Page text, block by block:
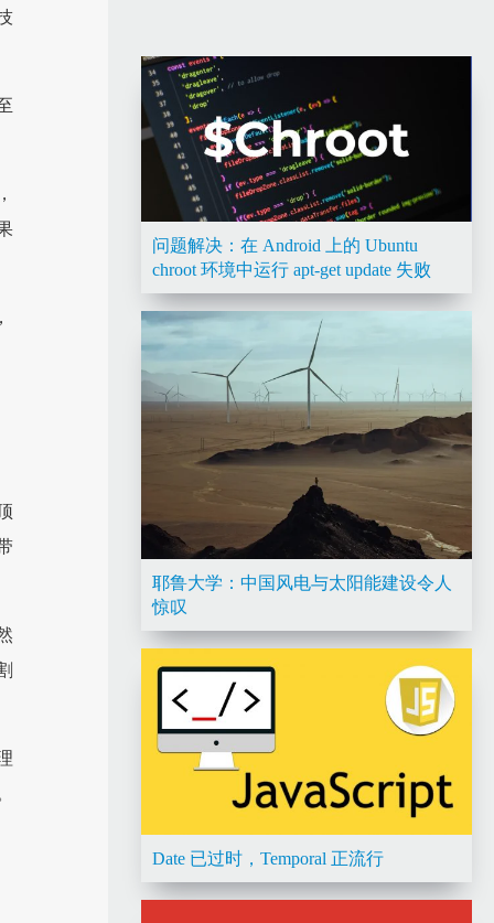
问题解决：在 Android 上的 Ubuntu
chroot 环境中运行 apt-get update 失败
耶鲁大学：中国风电与太阳能建设令人
惊叹
Date 已过时，Temporal 正流行